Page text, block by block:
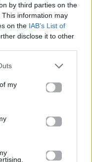
by third parties on the
This information may
on the IAB’s List of
disclose it to other
my
.
μόδα
άρθρο